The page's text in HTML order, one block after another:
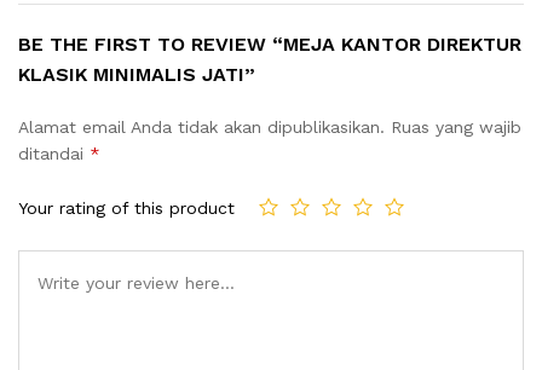
BE THE FIRST TO REVIEW “MEJA KANTOR DIREKTUR
KLASIK MINIMALIS JATI”
Alamat email Anda tidak akan dipublikasikan. Ruas yang wajib
ditandai *
Your rating of this product